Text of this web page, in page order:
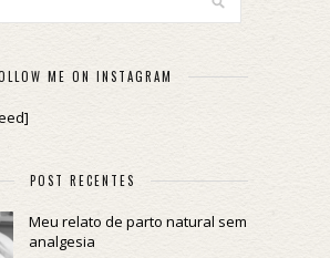
ME ON INSTAGRAM
POST RECENTES
Meu relato de parto natural sem
analgesia